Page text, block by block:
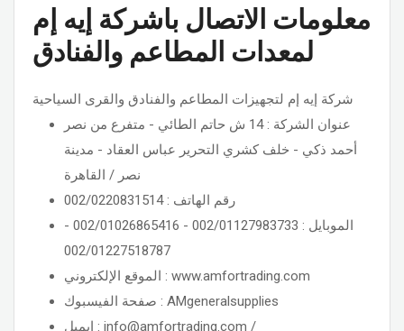
معلومات الاتصال باشركة إيه إم
لمعدات المطاعم والفنادق
شركة إيه إم لتجهيزات المطاعم والفنادق والقرى السياحية
عنوان الشركة : 14 ش حاتم الطائي - متفرع من نصر
أحمد ذكي - خلف كشري التحرير عباس العقاد - مدينة
نصر / القاهرة
رقم الهاتف : 002/0220831514
الموبايل : 002/01127983733 - 002/01026865416 -
002/01227518787
الموقع الإلكتروني : www.amfortrading.com
صفحة الفيسبوك : AMgeneralsupplies
إيميل : info@amfortrading.com /